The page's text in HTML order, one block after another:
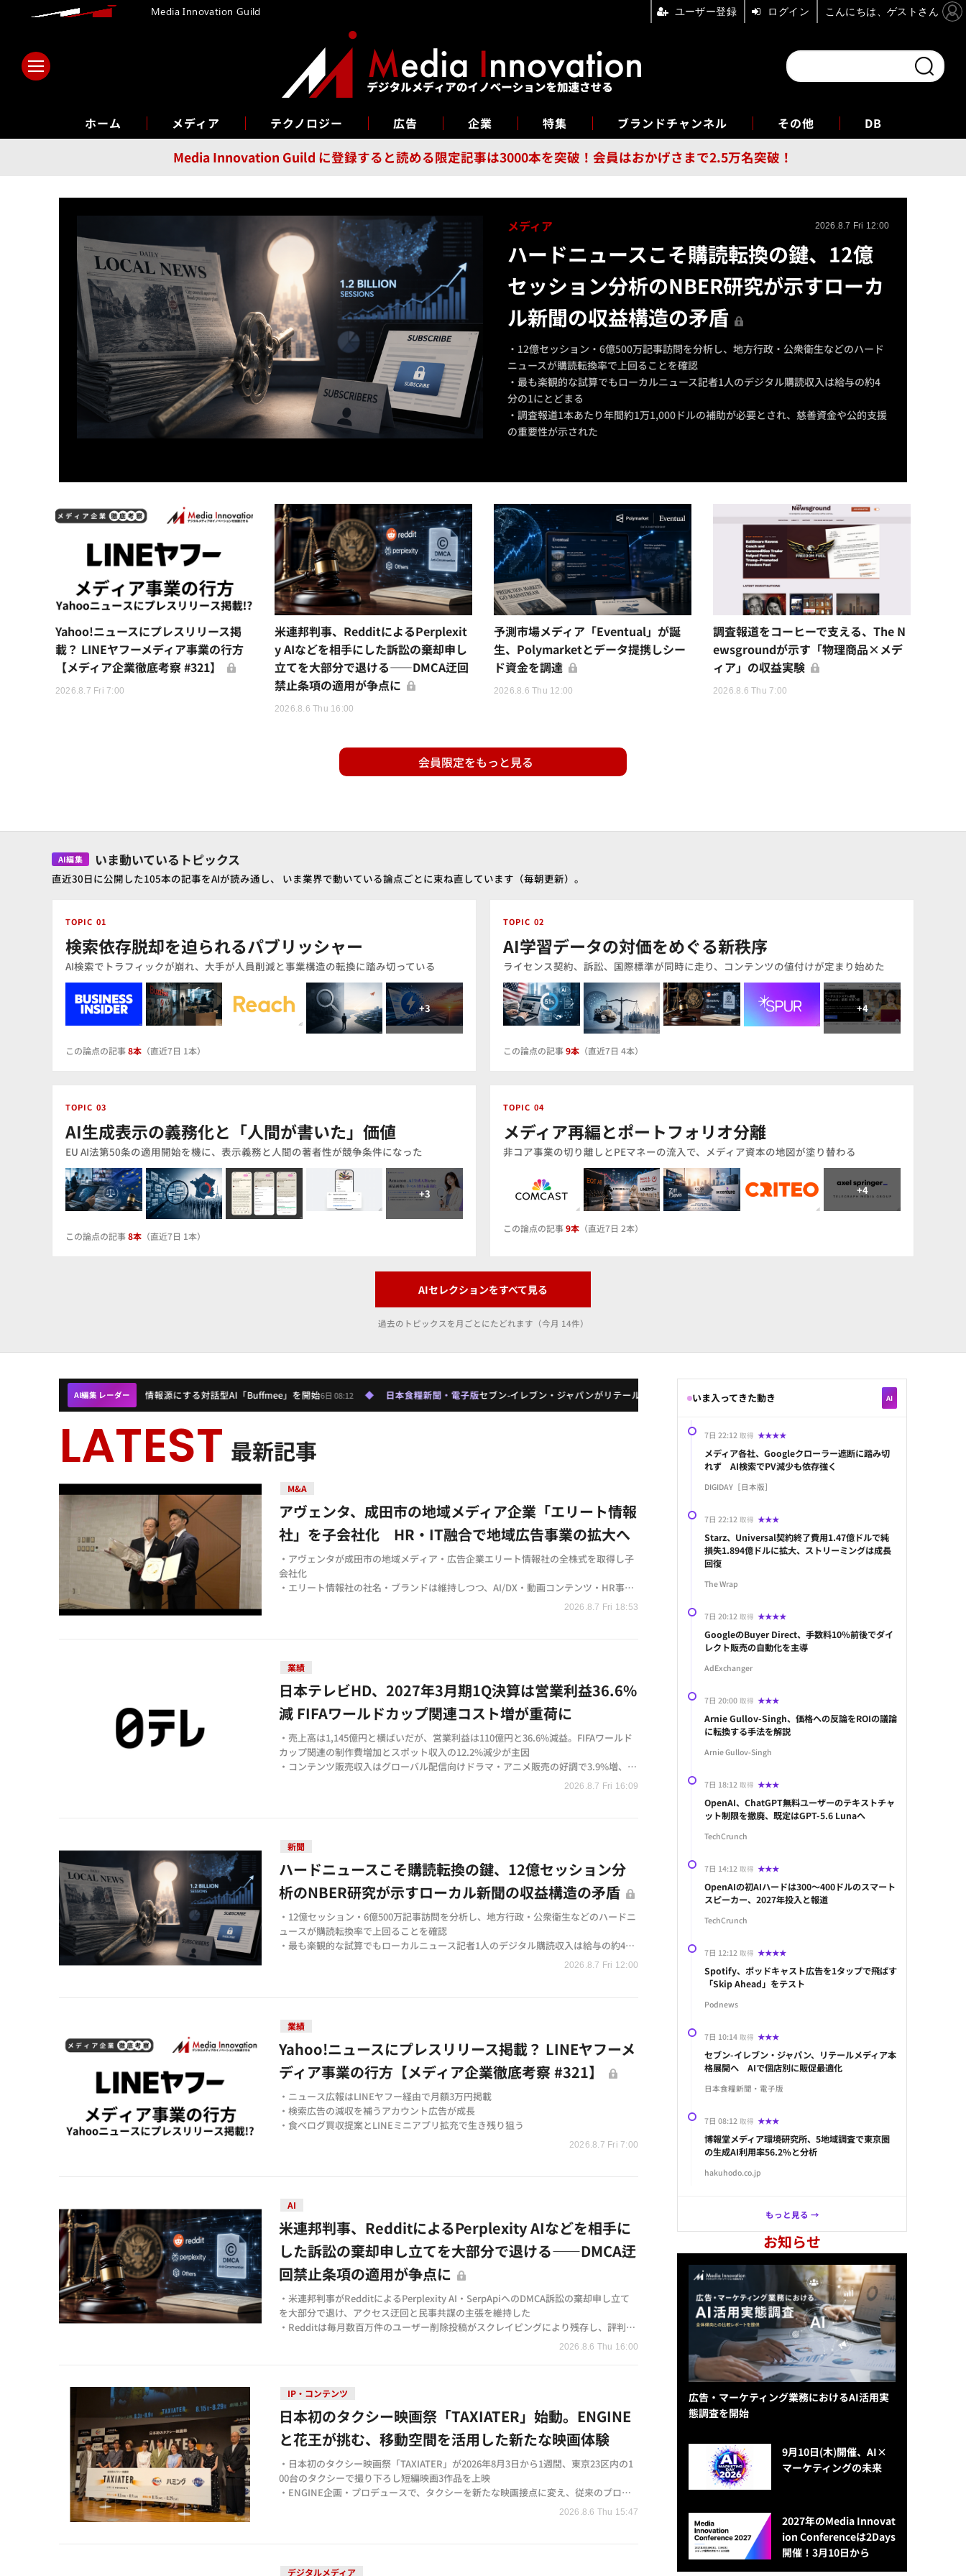
ホーム メディア テクノロジー 広告 企業 特集 ブランドチャンネル
フォーエム その他 DB
Media Innovation Guild に登録すると読める限定記事は3000本を突破！会員はおかげさまで2.5万名突破！
メディア 2026.8.7 Fri 12:00
ハードニュースこそ購読転換の鍵、12億
セッション分析のNBER研究が示すローカ
ル新聞の収益構造の矛盾
・12億セッション・6億500万記事訪問を分析し、地方行政・公衆衛生などのハード
ニュースが購読転換率で上回ることを確認
・最も楽観的な試算でもローカルニュース記者1人のデジタル購読収入は給与の約4
分の1にとどまる
・調査報道1本あたり年間約1万1,000ドルの補助が必要とされ、慈善資金や公的支援
の重要性が示された
Yahoo!ニュースにプレスリリース掲
載？ LINEヤフーメディア事業の行方
【メディア企業徹底考察 #321】
2026.8.7 Fri 7:00
米連邦判事、RedditによるPerplexit
y AIなどを相手にした訴訟の棄却申し
立てを大部分で退ける——DMCA迂回
禁止条項の適用が争点に
2026.8.6 Thu 16:00
予測市場メディア「Eventual」が誕
生、Polymarketとデータ提携しシー
ド資金を調達
2026.8.6 Thu 12:00
調査報道をコーヒーで支える、The N
ewsgroundが示す「物理商品×メデ
ィア」の収益実験
2026.8.6 Thu 7:00
会員限定をもっと見る
AI編集 いま動いているトピックス
直近30日に公開した105本の記事をAIが読み通し、 いま業界で動いている論点ごとに束ね直しています（毎朝更新）。
TOPIC 01
検索依存脱却を迫られるパブリッシャー
AI検索でトラフィックが崩れ、大手が人員削減と事業構造の転換に踏み切っている
この論点の記事8本 （直近7日 1本）
TOPIC 02
AI学習データの対価をめぐる新秩序
ライセンス契約、訴訟、国際標準が同時に走り、コンテンツの値付けが定まり始めた
この論点の記事9本 （直近7日 4本）
TOPIC 03
AI生成表示の義務化と「人間が書いた」価値
EU AI法第50条の適用開始を機に、表示義務と人間の著者性が競争条件になった
この論点の記事8本 （直近7日 1本）
TOPIC 04
メディア再編とポートフォリオ分離
非コア事業の切り離しとPEマネーの流入で、メディア資本の地図が塗り替わる
この論点の記事9本 （直近7日 2本）
AIセレクションをすべて見る
過去のトピックスを月ごとにたどれます（今月 14件）
AI編集 レーダー
コンテンツを情報源にする対話型AI「Buffmee」を開始 6日 08:12 ◆ 日本食糧新聞・電子版セブン-イレブン・ジャパンがリテールメディア本格化、AIで個店別マーケティング最適化へ AdExchanger
最新記事
M&A
2026.8.7 Fri 18:53
アヴェンタ、成田市の地域メディア企業「エリート情報
社」を子会社化 HR・IT融合で地域広告事業の拡大へ
・アヴェンタが成田市の地域メディア・広告企業エリート情報社の全株式を取得し子
会社化
・エリート情報社の社名・ブランドは維持しつつ、AI/DX・動画コンテンツ・HR事業
業績
2026.8.7 Fri 16:09
日本テレビHD、2027年3月期1Q決算は営業利益36.6%
減 FIFAワールドカップ関連コスト増が重荷に
・売上高は1,145億円と横ばいだが、営業利益は110億円と36.6%減益。FIFAワールド
カップ関連の制作費増加とスポット収入の12.2%減少が主因
・コンテンツ販売収入はグローバル配信向けドラマ・アニメ販売の好調で3.9%増、物
販事業もDisney THE MARKETやアニメグッズで8.4%増と非広告領域が成長
新聞
2026.8.7 Fri 12:00
ハードニュースこそ購読転換の鍵、12億セッション分
析のNBER研究が示すローカル新聞の収益構造の矛盾
・12億セッション・6億500万記事訪問を分析し、地方行政・公衆衛生などのハードニ
ュースが購読転換率で上回ることを確認
・最も楽観的な試算でもローカルニュース記者1人のデジタル購読収入は給与の約4分
業績
2026.8.7 Fri 7:00
Yahoo!ニュースにプレスリリース掲載？ LINEヤフーメ
ディア事業の行方【メディア企業徹底考察 #321】
・ニュース広報はLINEヤフー経由で月額3万円掲載
・検索広告の減収を補うアカウント広告が成長
・食べログ買収提案とLINEミニアプリ拡充で生き残り狙う
AI
2026.8.6 Thu 16:00
米連邦判事、RedditによるPerplexity AIなどを相手に
した訴訟の棄却申し立てを大部分で退ける——DMCA迂
回禁止条項の適用が争点に
・米連邦判事がRedditによるPerplexity AI・SerpApiへのDMCA訴訟の棄却申し立て
を大部分で退け、アクセス迂回と民事共謀の主張を維持した
・Redditは毎月数百万件のユーザー削除投稿がスクレイピングにより残存し、評判と
IP・コンテンツ
2026.8.6 Thu 15:47
日本初のタクシー映画祭「TAXIATER」始動。ENGINE
と花王が挑む、移動空間を活用した新たな映画体験
・日本初のタクシー映画祭「TAXIATER」が2026年8月3日から1週間、東京23区内の1
00台のタクシーで撮り下ろし短編映画3作品を上映
・ENGINE企画・プロデュースで、タクシーを新たな映画接点に変え、従来のプロダ
クトプレイスメントを進化させた「ブランドプレイスメント」を実践
デジタルメディア
いま入ってきた動き AI
7日 22:12 取得 ★★★★
メディア各社、Googleクローラー遮断に踏み切
れず AI検索でPV減少も依存強く
DIGIDAY［日本版］
7日 22:12 取得 ★★★
Starz、Universal契約終了費用1.47億ドルで純
損失1.894億ドルに拡大、ストリーミングは成長
回復
The Wrap
7日 20:12 取得 ★★★★
GoogleのBuyer Direct、手数料10%前後でダイ
レクト販売の自動化を主導
AdExchanger
7日 20:00 取得 ★★★
Arnie Gullov-Singh、価格への反論をROIの議論
に転換する手法を解説
Arnie Gullov-Singh
7日 18:12 取得 ★★★
OpenAI、ChatGPT無料ユーザーのテキストチャ
ット制限を撤廃、既定はGPT-5.6 Lunaへ
TechCrunch
7日 14:12 取得 ★★★
OpenAIの初AIハードは300〜400ドルのスマート
スピーカー、2027年投入と報道
TechCrunch
7日 12:12 取得 ★★★★
Spotify、ポッドキャスト広告を1タップで飛ばす
「Skip Ahead」をテスト
Podnews
7日 10:14 取得 ★★★
セブン-イレブン・ジャパン、リテールメディア本
格展開へ AIで個店別に販促最適化
日本食糧新聞・電子版
7日 08:12 取得 ★★★
博報堂メディア環境研究所、5地域調査で東京圏
の生成AI利用率56.2%と分析
hakuhodo.co.jp
もっと見る →
お知らせ
広告・マーケティング業務におけるAI活用実
態調査を開始
9月10日(木)開催、AI×
マーケティングの未来
2027年のMedia Innovat
ion Conferenceは2Days
開催！3月10日から
Media Innovation Guild ユーザー登録 ログイン こんにちは、ゲストさん